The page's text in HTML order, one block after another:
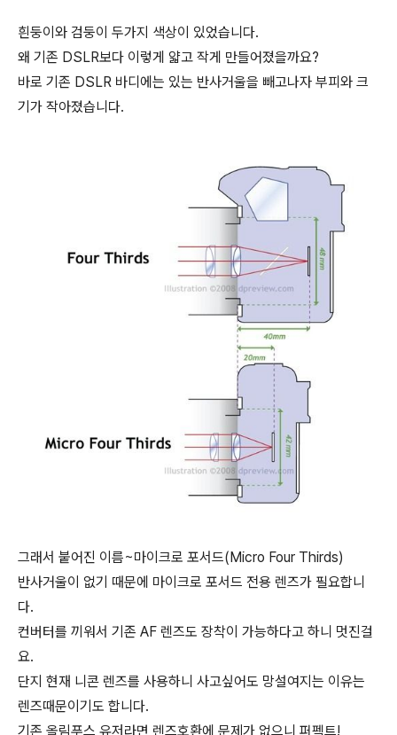
흰둥이와 검둥이 두가지 색상이 있었습니다.
왜 기존 DSLR보다 이렇게 얇고 작게 만들어졌을까요?
바로 기존 DSLR 바디에는 있는 반사거울을 빼고나자 부피와 크
기가 작아졌습니다.
그래서 붙어진 이름~마이크로 포서드(Micro Four Thirds)
반사거울이 없기 때문에 마이크로 포서드 전용 렌즈가 필요합니
다.
컨버터를 끼워서 기존 AF 렌즈도 장착이 가능하다고 하니 멋진걸
요.
단지 현재 니콘 렌즈를 사용하니 사고싶어도 망설여지는 이유는
렌즈때문이기도 합니다.
기존 올림푸스 유저라면 렌즈호환에 문제가 없으니 퍼펙트!